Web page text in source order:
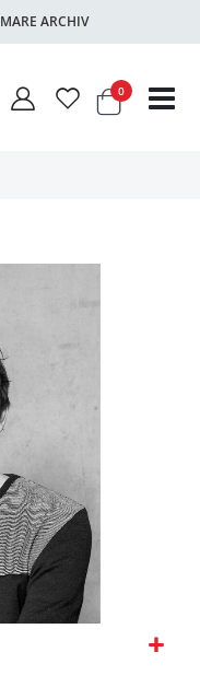
MARE ARCHIV
Warenkorb
0Artikel